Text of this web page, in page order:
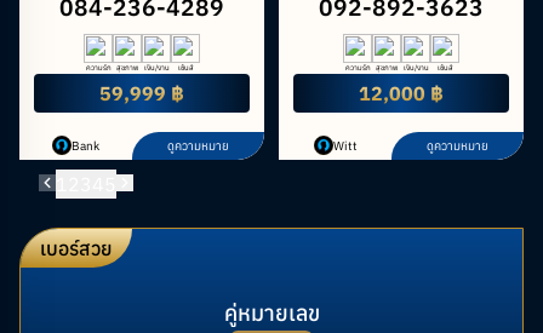
084-236-4289
ความรัก สุขภาพ เงิน/งาน เซ้นส์
59,999 ฿
Bank ดูความหมาย
092-892-3623
ความรัก สุขภาพ เงิน/งาน เซ้นส์
12,000 ฿
Witt ดูความหมาย
เบอร์สวย
คู่หมายเลข